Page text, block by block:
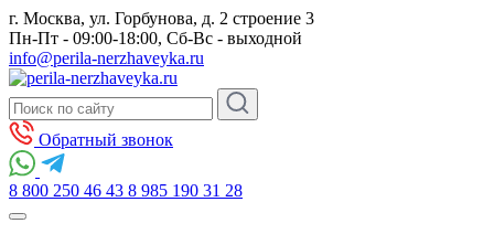
г. Москва, ул. Горбунова, д. 2 строение 3
Пн-Пт - 09:00-18:00, Сб-Вс - выходной
info@perila-nerzhaveyka.ru
Обратный звонок
8 800 250 46 43 8 985 190 31 28